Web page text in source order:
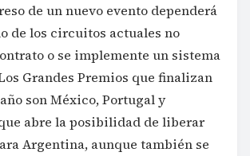
de un nuevo evento dependerá
de los circuitos actuales no
o se implemente un sistema
Grandes Premios que finalizan
son México, Portugal y
abre la posibilidad de liberar
Argentina, aunque también se